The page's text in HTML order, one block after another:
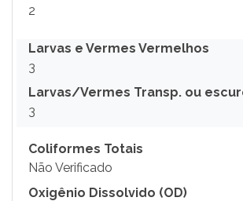
2
Larvas e Vermes Vermelhos
3
Larvas/Vermes Transp. ou
3
Coliformes Totais
Não Verificado
Oxigênio Dissolvido (OD)